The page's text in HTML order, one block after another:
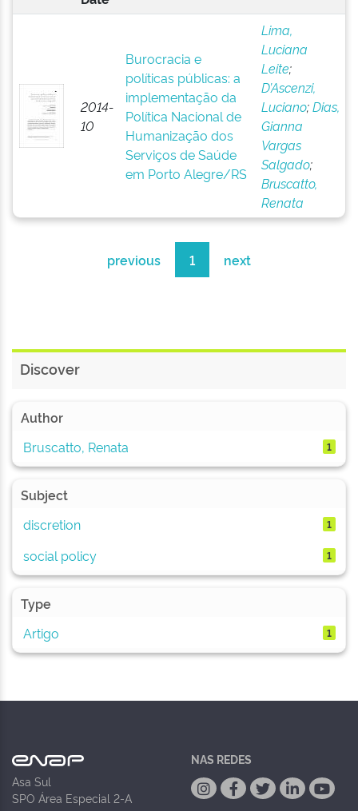
2014-
10
Burocracia e
políticas públicas: a
implementação da
Política Nacional de
Humanização dos
Serviços de Saúde
em Porto Alegre/RS
Lima,
Luciana
Leite;
D’Ascenzi,
Luciano;Dias,
Gianna
Vargas
Salgado;
Bruscatto,
Renata
previous 1 next
Discover
Author
Bruscatto, Renata
1
Subject
discretion
1
social policy 1
Type
Artigo
1
Asa Sul
SPO Área Especial 2-A
NAS REDES